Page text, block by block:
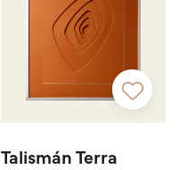
Talismán Terra